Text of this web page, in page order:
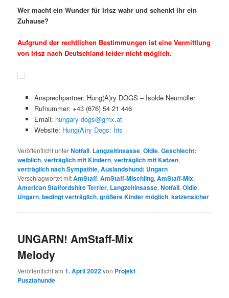
Wer macht ein Wunder für Irisz wahr und schenkt ihr ein
Zuhause?
Aufgrund der rechtlichen Bestimmungen ist eine Vermittlung
von Irisz nach Deutschland leider nicht möglich.
Ansprechpartner: Hung(A)ry DOGS – Isolde Neumüller
Rufnummer: +43 (676) 54 21 446
Email: hungary-dogs@gmx.at
Website: Hung(A)ry Dogs: Iris
Veröffentlicht unterNotfall, Langzeitinsasse,Oldie,Geschlecht:
weiblich,verträglich mit Kindern,verträglich mit Katzen,
verträglich nach Sympathie,Auslandshund: Ungarn |
Verschlagwortet mitAmStaff,AmStaff-Mischling,AmStaff-Mix,
American Staffordshire Terrier, Langzeitinsasse,Notfall,Oldie,
Ungarn,bedingt verträglich,größere Kinder möglich,katzensicher
UNGARN! AmStaff-Mix
Melody
Veröffentlicht am1. April 2022von Projekt
Pusztahunde